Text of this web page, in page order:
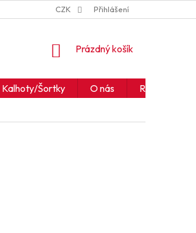
JAK ČÍST IKONY A SYMBOLY OBCHODNÍ
CZK Přihlášení
NÁKUPNÍ
Prázdný košík
Kalhoty/Šortky O nás Realizace